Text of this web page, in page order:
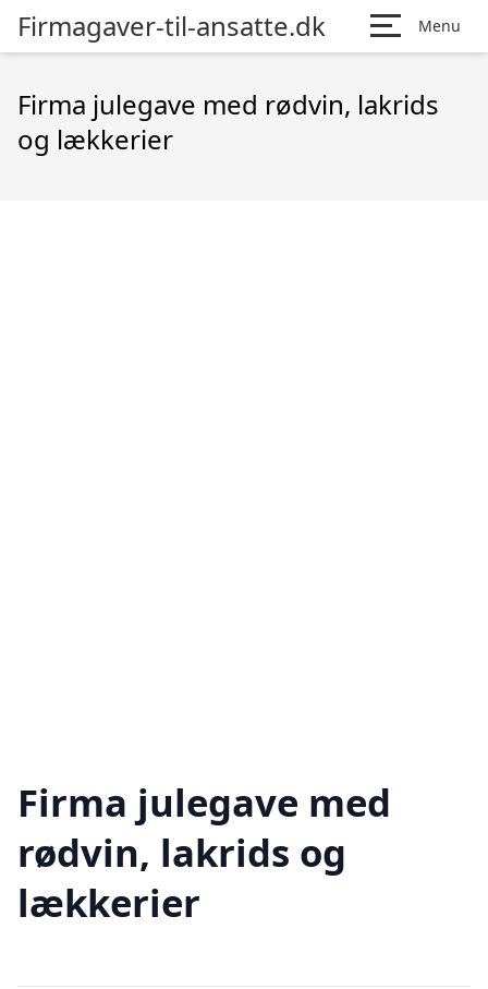
Firmagaver-til-ansatte.dk Menu
Firma julegave med rødvin, lakrids
og lækkerier
Firma julegave med
rødvin, lakrids og
lækkerier